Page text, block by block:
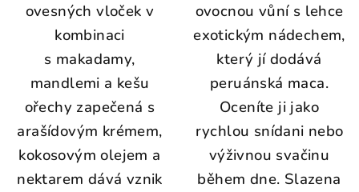
ovesných vloček v
kombinaci
s makadamy,
mandlemi a kešu
ořechy zapečená s
arašídovým krémem,
kokosovým olejem a
nektarem dává vznik
ovocnou vůní s lehce
exotickým nádechem,
který jí dodává
peruánská maca.
Oceníte ji jako
rychlou snídani nebo
výživnou svačinu
během dne. Slazena